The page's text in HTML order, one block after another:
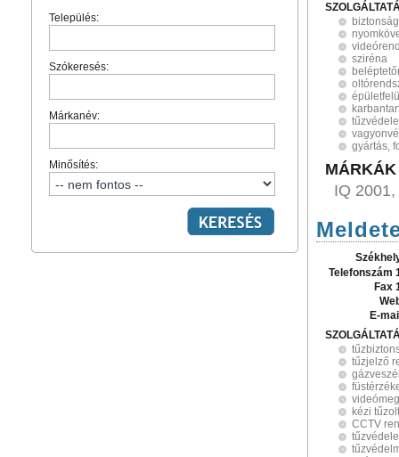
Település:
Szókeresés:
Márkanév:
Minősítés:
sziréna
gyártás,
MÁRKÁK
IQ
Telefonszám
Fax
E-
tűzjelző
kézi
CCTV